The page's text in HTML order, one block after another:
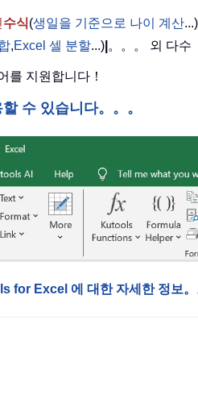
수식(생일을 기준으로 나이 계산...)
,Excel 셀 분할...) 。。。 외 다수
를 지원합니다！
수 있습니다。。。
for Excel 에 대한 자세한 정보。